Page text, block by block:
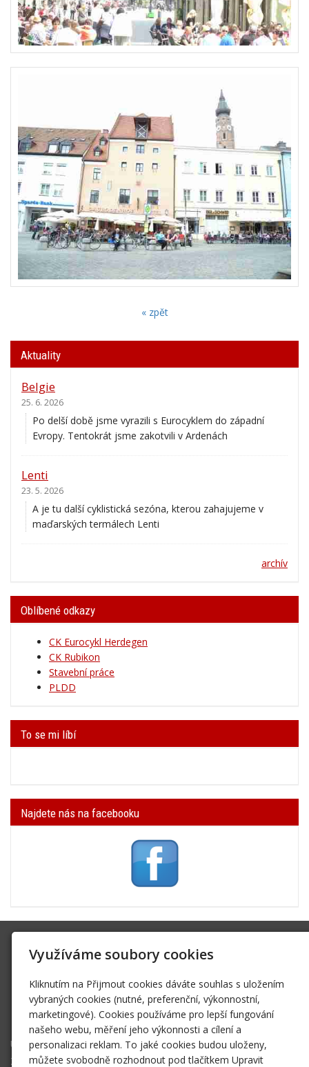
« zpět
Aktuality
Belgie
25. 6. 2026
Po delší době jsme vyrazili s Eurocyklem do západní
Evropy. Tentokrát jsme zakotvili v Ardenách
Lenti
23. 5. 2026
A je tu další cyklistická sezóna, kterou zahajujeme v
maďarských termálech Lenti
archív
Oblíbené odkazy
CK Eurocykl Herdegen
CK Rubikon
Stavební práce
PLDD
To se mi líbí
Najdete nás na facebooku
Na Spádu 2069/9, 40011 Ústí nad Labem
sktrifid@sktrifid.cz
606 64 64 99
475 504 457
Úvodní stránka
Ze života klubu
Využíváme soubory cookies
Kliknutím na Přijmout cookies dáváte souhlas s uložením
vybraných cookies (nutné, preferenční, výkonnostní,
marketingové). Cookies používáme pro lepší fungování
našeho webu, měření jeho výkonnosti a cílení a
personalizaci reklam. To jaké cookies budou uloženy,
můžete svobodně rozhodnout pod tlačítkem Upravit